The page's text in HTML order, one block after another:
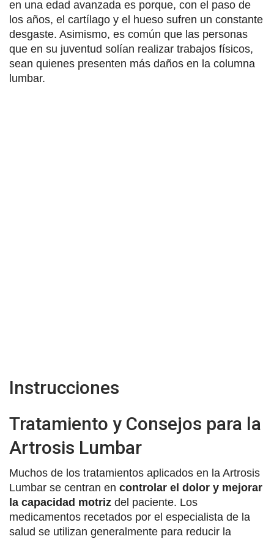
en una edad avanzada es porque, con el paso de
los años, el cartílago y el hueso sufren un constante
desgaste. Asimismo, es común que las personas
que en su juventud solían realizar trabajos físicos,
sean quienes presenten más daños en la columna
lumbar.
Instrucciones
Tratamiento y Consejos para la
Artrosis Lumbar
Muchos de los tratamientos aplicados en la Artrosis
Lumbar se centran en controlar el dolor y mejorar
la capacidad motriz del paciente. Los
medicamentos recetados por el especialista de la
salud se utilizan generalmente para reducir la